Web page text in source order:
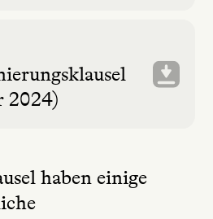
2024)
haben einige